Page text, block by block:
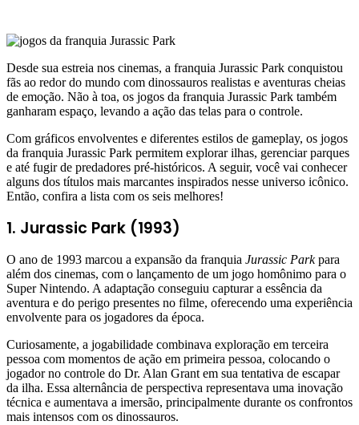
Desde sua estreia nos cinemas, a franquia Jurassic Park conquistou
fãs ao redor do mundo com dinossauros realistas e aventuras cheias
de emoção. Não à toa, os jogos da franquia Jurassic Park também
ganharam espaço, levando a ação das telas para o controle.
Com gráficos envolventes e diferentes estilos de gameplay, os jogos
da franquia Jurassic Park permitem explorar ilhas, gerenciar parques
e até fugir de predadores pré-históricos. A seguir, você vai conhecer
alguns dos títulos mais marcantes inspirados nesse universo icônico.
Então, confira a lista com os seis melhores!
1. Jurassic Park (1993)
O ano de 1993 marcou a expansão da franquia Jurassic Parkpara
além dos cinemas, com o lançamento de um jogo homônimo para o
Super Nintendo. A adaptação conseguiu capturar a essência da
aventura e do perigo presentes no filme, oferecendo uma experiência
envolvente para os jogadores da época.
Curiosamente, a jogabilidade combinava exploração em terceira
pessoa com momentos de ação em primeira pessoa, colocando o
jogador no controle do Dr. Alan Grant em sua tentativa de escapar
da ilha. Essa alternância de perspectiva representava uma inovação
técnica e aumentava a imersão, principalmente durante os confrontos
mais intensos com os dinossauros.